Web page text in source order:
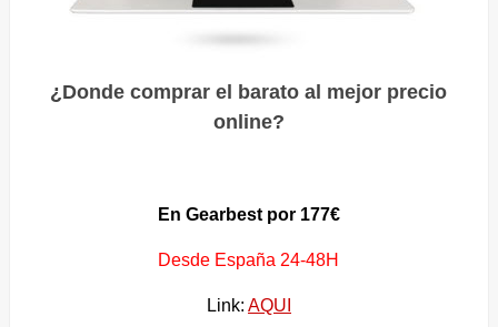
¿Donde comprar el barato al mejor precio
online?
En Gearbest por 177€
Desde España 24-48H
Link: AQUI